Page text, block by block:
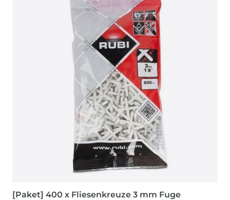
[Paket] 400 x Fliesenkreuze 3 mm Fuge